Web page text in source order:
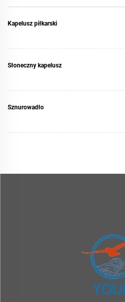
Kapelusz piłkarski
Słoneczny kapelusz
Sznurowadło